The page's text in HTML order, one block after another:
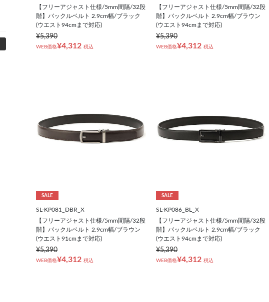
【フリーアジャスト仕様/5mm間隔/32段
階】バックルベルト 2.9cm幅/ブラック
(ウエスト94cmまで対応)
¥5,390
WEB価格¥4,312 税込
【フリーアジャスト仕様/5mm間隔/32段
階】バックルベルト 2.9cm幅/ブラウン
(ウエスト94cmまで対応)
¥5,390
WEB価格¥4,312 税込
SALE
SL-KP081_DBR_X
【フリーアジャスト仕様/5mm間隔/32段
階】バックルベルト 2.9cm幅/ブラウン
(ウエスト91cmまで対応)
¥5,390
WEB価格¥4,312 税込
SALE
SL-KP086_BL_X
【フリーアジャスト仕様/5mm間隔/32段
階】バックルベルト 2.9cm幅/ブラック
(ウエスト94cmまで対応)
¥5,390
WEB価格¥4,312 税込